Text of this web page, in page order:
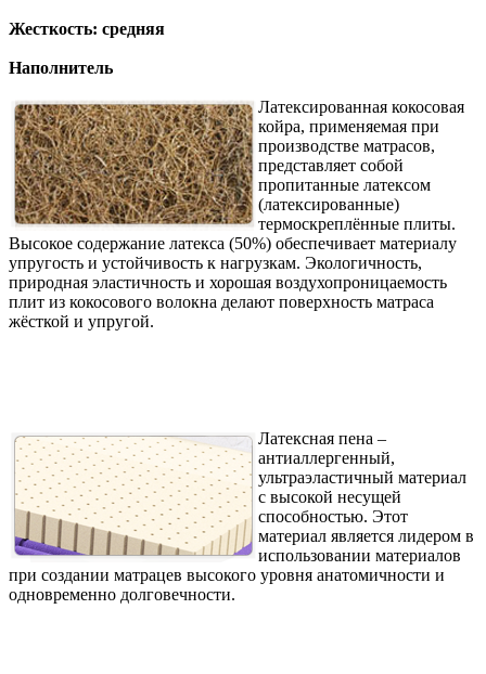
Жесткость: средняя
Наполнитель
Латексированная кокосовая
койра, применяемая при
производстве матрасов,
представляет собой
пропитанные латексом
(латексированные)
термоскреплённые плиты.
Высокое содержание латекса (50%) обеспечивает материалу
упругость и устойчивость к нагрузкам. Экологичность,
природная эластичность и хорошая воздухопроницаемость
плит из кокосового волокна делают поверхность матраса
жёсткой и упругой.
Латексная пена –
антиаллергенный,
ультраэластичный материал
с высокой несущей
способностью. Этот
материал является лидером в
использовании материалов
при создании матрацев высокого уровня анатомичности и
одновременно долговечности.